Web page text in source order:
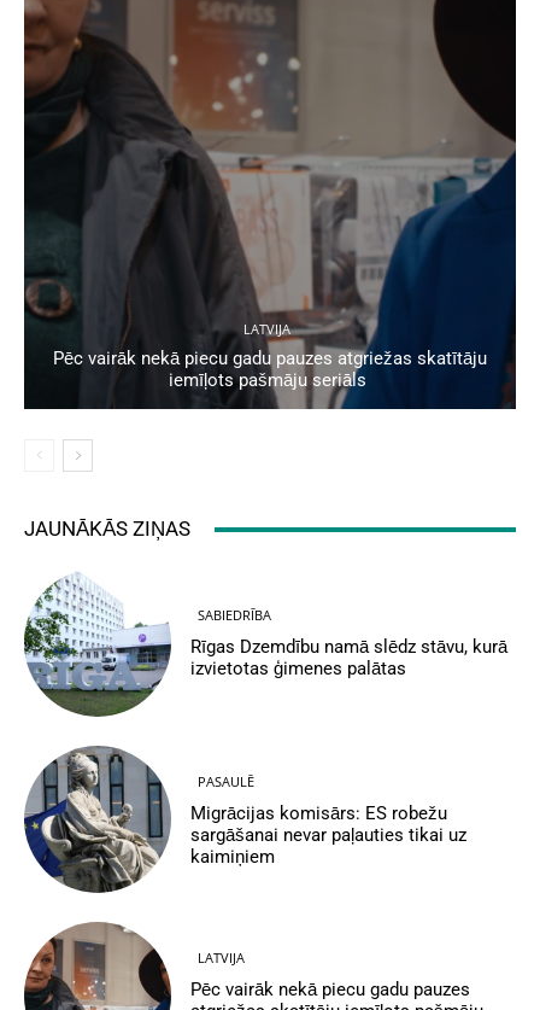
LATVIJA
Pēc vairāk nekā piecu gadu pauzes atgriežas skatītāju
iemīļots pašmāju seriāls
JAUNĀKĀS ZIŅAS
SABIEDRĪBA
Rīgas Dzemdību namā slēdz stāvu, kurā
izvietotas ģimenes palātas
PASAULĒ
Migrācijas komisārs: ES robežu
sargāšanai nevar paļauties tikai uz
kaimiņiem
LATVIJA
Pēc vairāk nekā piecu gadu pauzes